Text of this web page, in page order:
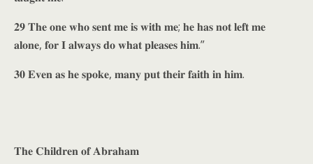
𝟐𝟗 𝐓𝐡𝐞 𝐨𝐧𝐞 𝐰𝐡𝐨 𝐬𝐞𝐧𝐭 𝐦𝐞 𝐢𝐬 𝐰𝐢𝐭𝐡 𝐦𝐞; 𝐡𝐞 𝐡𝐚𝐬 𝐧𝐨𝐭 𝐥𝐞𝐟𝐭 𝐦𝐞
𝐚𝐥𝐨𝐧𝐞, 𝐟𝐨𝐫 𝐈 𝐚𝐥𝐰𝐚𝐲𝐬 𝐝𝐨 𝐰𝐡𝐚𝐭 𝐩𝐥𝐞𝐚𝐬𝐞𝐬 𝐡𝐢𝐦.”
𝟑𝟎 𝐄𝐯𝐞𝐧 𝐚𝐬 𝐡𝐞 𝐬𝐩𝐨𝐤𝐞, 𝐦𝐚𝐧𝐲 𝐩𝐮𝐭 𝐭𝐡𝐞𝐢𝐫 𝐟𝐚𝐢𝐭𝐡 𝐢𝐧 𝐡𝐢𝐦.
𝐓𝐡𝐞 𝐂𝐡𝐢𝐥𝐝𝐫𝐞𝐧 𝐨𝐟 𝐀𝐛𝐫𝐚𝐡𝐚𝐦